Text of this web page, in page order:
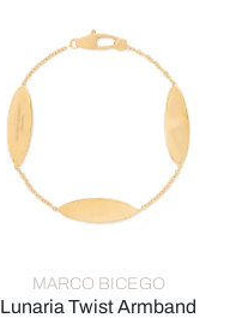
MARCO BICEGO
Lunaria Twist Armband